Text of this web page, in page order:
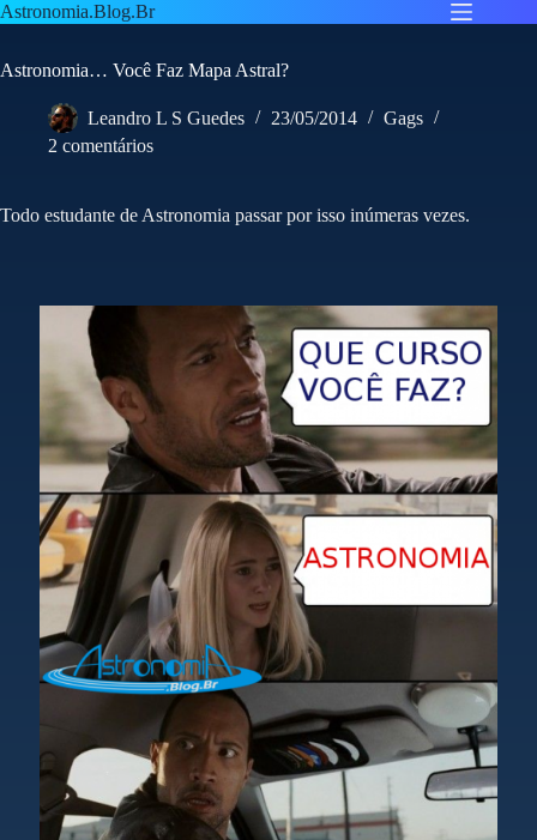
Pular
para
conteúdo
Astronomia.Blog.Br
Astronomia… Você Faz Mapa Astral?
Leandro L S Guedes 23/05/2014
Gags
2 comentários
Todo estudante de Astronomia passar por isso inúmeras vezes.